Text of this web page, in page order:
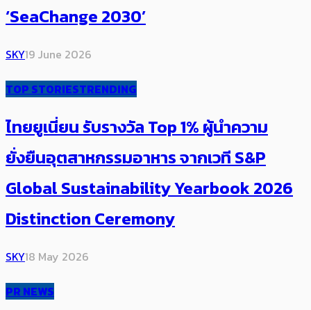
‘SeaChange 2030’
SKY19 June 2026
TOP STORIESTRENDING
ไทยยูเนี่ยน รับรางวัล Top 1% ผู้นำความ
ยั่งยืนอุตสาหกรรมอาหาร จากเวที S&P
Global Sustainability Yearbook 2026
Distinction Ceremony
SKY18 May 2026
PR NEWS